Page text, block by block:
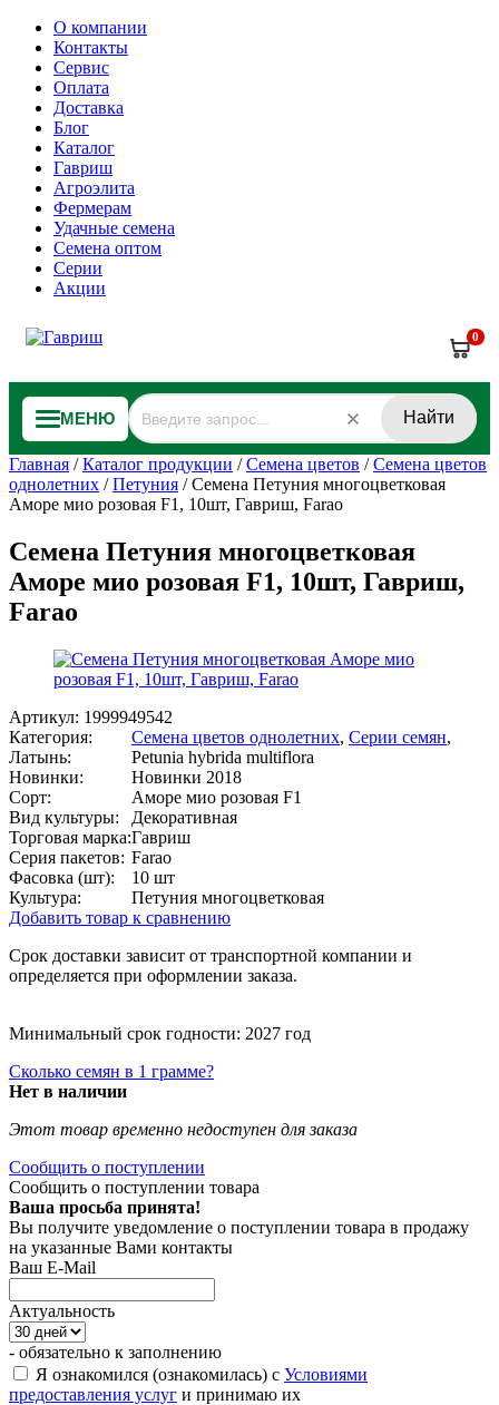
О компании
Контакты
Сервис
Оплата
Доставка
Блог
Каталог
Гавриш
Агроэлита
Фермерам
Удачные семена
Семена оптом
Серии
Акции
0
МЕНЮ Найти
Главная /Каталог продукции /Семена цветов /Семена цветов
однолетних /Петуния /Семена Петуния многоцветковая
Аморе мио розовая F1, 10шт, Гавриш, Farao
Семена Петуния многоцветковая
Аморе мио розовая F1, 10шт, Гавриш,
Farao
Артикул: 1999949542
Категория:
Семена цветов однолетних, Серии семян,
Латынь:
Petunia hybrida multiflora
Новинки:
Новинки 2018
Сорт:
Аморе мио розовая F1
Вид культуры:
Декоративная
Торговая марка:Гавриш
Серия пакетов: Farao
Фасовка (шт):
10 шт
Культура:
Петуния многоцветковая
Добавить товар к сравнению
Срок доставки зависит от транспортной компании и
определяется при оформлении заказа.
Минимальный срок годности: 2027 год
Сколько семян в 1 грамме?
Нет в наличии
Этот товар временно недоступен для заказа
Сообщить о поступлении
Сообщить о поступлении товара
Ваша просьба принята!
Вы получите уведомление о поступлении товара в продажу
на указанные Вами контакты
Ваш E-Mail
Актуальность
- обязательно к заполнению
Я ознакомился (ознакомилась) с Условиями
предоставления услуг и принимаю их